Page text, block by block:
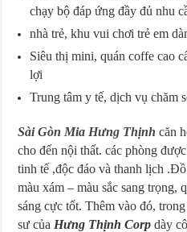
chạy bộ đáp ứng đầy đủ nhu
nhà trẻ, khu vui chơi trẻ em
Siêu thị mini, quán coffe cao
lợi
Trung tâm y tế, dịch vụ chăm
Sài Gòn Mia Hưng Thịnh căn
cho đến nội thất. các phòng
tinh tế ,độc đáo và thanh lịch
màu xám – màu sắc sang trọng,
sáng cực tốt. Thêm vào đó,
sư của Hưng Thịnh Corp dày